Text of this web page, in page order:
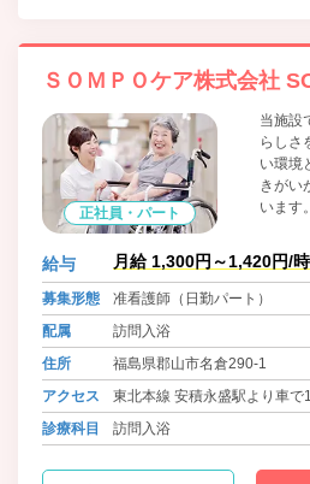
ＳＯＭＰＯケア株式会社
正社員・パート
当施設
らしさ
い環境
きがい
います
給与 月給 1,300円～1,420円/
募集形態
准看護師（日勤パート）
配属
訪問入浴
住所
福島県郡山市名倉290-1
アクセス
東北本線 安積永盛駅より車で
診療科目
訪問入浴